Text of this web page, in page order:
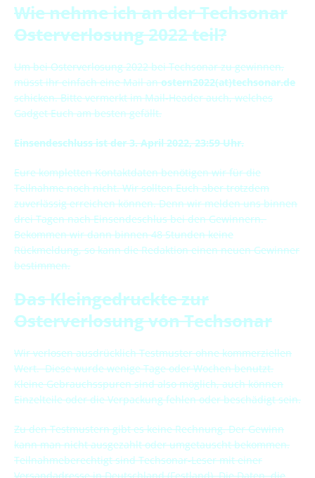
Wie nehme ich an der Techsonar
Osterverlosung 2022 teil?
Um bei Osterverlosung 2022 bei Techsonar zu gewinnen,
müsst ihr einfach eine Mail anostern2022(at)techsonar.de
schicken. Bitte vermerkt im Mail-Header auch, welches
Gadget Euch am besten gefällt.
Einsendeschluss ist der 3. April 2022, 23:59 Uhr.
Eure kompletten Kontaktdaten benötigen wir für die
Teilnahme noch nicht. Wir sollten Euch aber trotzdem
zuverlässig erreichen können. Denn wir melden uns binnen
drei Tagen nach Einsendeschlus bei den Gewinnern.
Bekommen wir dann binnen 48 Stunden keine
Rückmeldung, so kann die Redaktion einen neuen Gewinner
bestimmen.
Das Kleingedruckte zur
Osterverlosung von Techsonar
Wir verlosen ausdrücklich Testmuster ohne kommerziellen
Wert. Diese wurde wenige Tage oder Wochen benutzt.
Kleine Gebrauchsspuren sind also möglich, auch können
Einzelteile oder die Verpackung fehlen oder beschädigt sein.
Zu den Testmustern gibt es keine Rechnung. Der Gewinn
kann man nicht ausgezahlt oder umgetauscht bekommen.
Teilnahmeberechtigt sind Techsonar-Leser mit einer